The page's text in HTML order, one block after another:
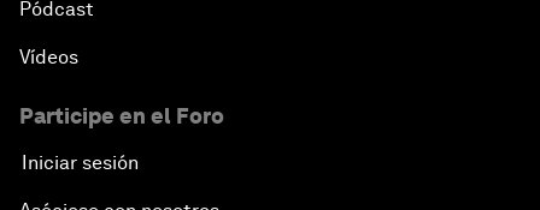
Pódcast
Vídeos
Participe en el Foro
Iniciar sesión